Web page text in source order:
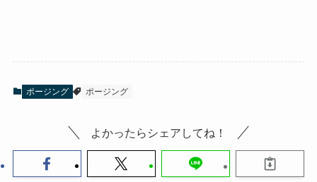
ポージング ポージング
よかったらシェアしてね！